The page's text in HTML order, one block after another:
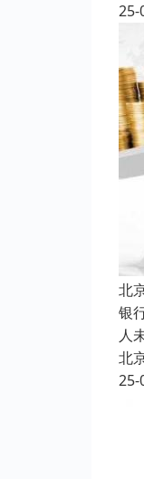
25-
北
银
人
北
25-